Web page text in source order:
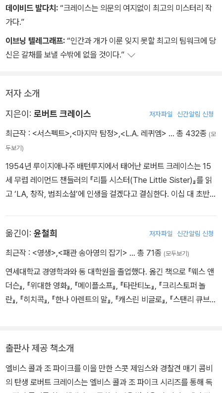
이, 그의 과거가, 그의 미래가 모두 아팠다.
그는 벽에 꽂혀 있는 도면들과 사진들을 올려다봤다. 그것들을 위아
래가 뒤집힌 모습으로 봤다. 스테파니의 사진을 응시했다. 스테파니
의 시신을 에워싼 흰색 선이 그녀가 누워 있는 피 웅덩이와 대비되면
그는 매기의 등으로 손을 낮췄다. 매기의 따스함이, 그리고 숨 쉴 때마
다 오르락내리락하는 몸이 편안하게 느껴졌다.
데이비드 발다치: “크레이스는 의문의 여지없이 최고의 미스터리 작
가다.”
이브닝 텔레그래프: “인간과 개가 이룬 잊지 못할 최고의 팀워크에 당
신은 갈채를 보낼 수밖에 없을 것이다.”
저자 소개
지은이: 로버트 크레이스 저자파일 신간알림 신청
최근작 : <서스펙트> <마지막 탐정> <L.A. 레퀴엠> … 총 432종 (모
두보기)
1954년 루이지애나주 배턴루지에서 태어난 로버트 크레이스는 15
세 무렵 레이먼드 챈들러의 『리틀 시스터(The Little Sister)』를 읽
고 ‘LA, 창작, 범죄소설’에 인생을 걸겠다고 결심한다. 이십 대 초반,
동한다. 「힐 스트리트 블루스(Hill Street Blues)」 각본으로 에미상
후보에 올랐고, 「캐그니와 레이시(Cagney&Lacey)」, 「마이애미 바
필하며 이름을 알렸다. 그러나 그는 이 모든 명성을 뒤로한 채 소설가
가 되겠다는 오랜 꿈을 이루기 위해 창작에 몰두했다. 아버지에게서
영감을 얻어 창조한 탐정 ‘엘비스 콜’과 범죄 스릴러 역사상 가장 강렬
상하고, 독립 미스터리 서점협회가 선정하는 ‘20세기 100대 인기 미
듭난다. 1999년에 발표한 『L.A. 레퀴엠(L.A. Requiem)』으로 평단
의 극찬을 받으며 딜리스상을 수상했고, 에드거상, 셰이머스상, 앤서
옮긴이: 윤철희 저자파일 신간알림 신청
최근작 : <영생> <패관 송아영의 잡기> … 총 71종 (모두보기)
연세대학교 경영학과와 동 대학원을 졸업했다. 옮긴 책으로 『웨스 앤
더슨』, 『위대한 영화』, 『메이플소프』, 『타란티노』, 『크리스토퍼 놀
란』, 『히치콕』, 『한나 아렌트의 말』, 『캐스린 비글로』, 『스탠리 큐브
출판사 제공 책소개
엘비스 콜과 조 파이크를 이을 만한 스콧 제임스와 경찰견 매기 콤비
의 탄생 로버트 크레이스는 엘비스 콜과 조 파이크 시리즈를 통해 독